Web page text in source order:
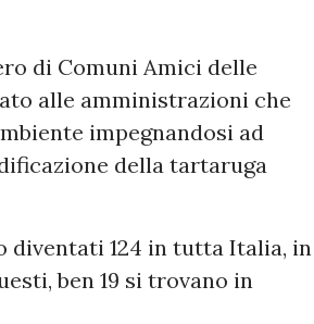
di Comuni Amici delle
alle amministrazioni che
impegnandosi ad
della tartaruga
diventati 124 in tutta Italia, in
ben 19 si trovano in